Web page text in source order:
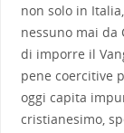
non solo in
nessuno mai da
di imporre il
pene coercitive
oggi capita
cristianesimo,